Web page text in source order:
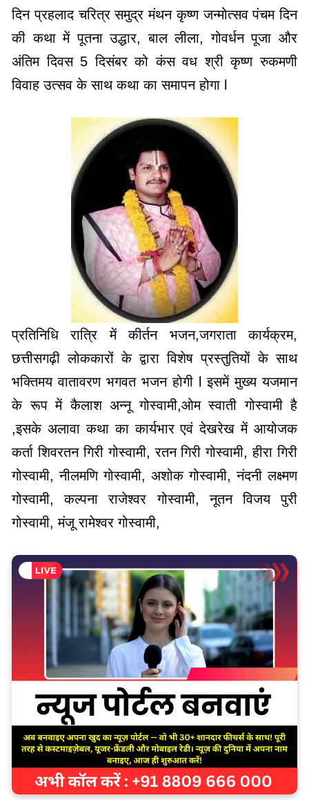
दिन प्रहलाद चरित्र समुद्र मंथन कृष्ण जन्मोत्सव पंचम दिन
की कथा में पूतना उद्धार, बाल लीला, गोवर्धन पूजा और
अंतिम दिवस 5 दिसंबर को कंस वध श्री कृष्ण रुकमणी
विवाह उत्सव के साथ कथा का समापन होगा l
प्रतिनिधि रात्रि में कीर्तन भजन,जगराता कार्यक्रम,
छत्तीसगढ़ी लोककारों के द्वारा विशेष प्रस्तुतियों के साथ
भक्तिमय वातावरण भगवत भजन होगी l इसमें मुख्य यजमान
के रूप में कैलाश अन्नू गोस्वामी,ओम स्वाती गोस्वामी है
,इसके अलावा कथा का कार्यभार एवं देखरेख में आयोजक
कर्ता शिवरतन गिरी गोस्वामी, रतन गिरी गोस्वामी, हीरा गिरी
गोस्वामी, नीलमणि गोस्वामी, अशोक गोस्वामी, नंदनी लक्ष्मण
गोस्वामी, कल्पना राजेश्वर गोस्वामी, नूतन विजय पुरी
गोस्वामी, मंजू रामेश्वर गोस्वामी,